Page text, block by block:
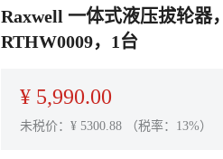
Raxwell 一体式液压拔轮器
RTHW0009，1台
¥ 5,990.00
未税价：¥ 5300.88（税率：13%）